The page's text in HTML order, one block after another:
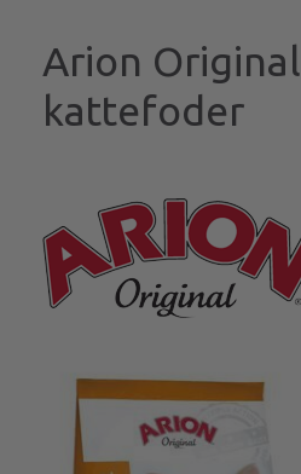
Arion Original
kattefoder